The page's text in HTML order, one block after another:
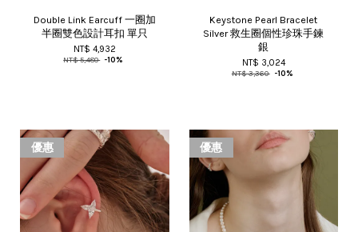
Double Link Earcuff 一圈加
半圈雙色設計耳扣 單只
NT$ 4,932
NT$ 5,480 -10%
Keystone Pearl Bracelet
Silver 救生圈個性珍珠手鍊
銀
NT$ 3,024
NT$ 3,360 -10%
優惠 優惠